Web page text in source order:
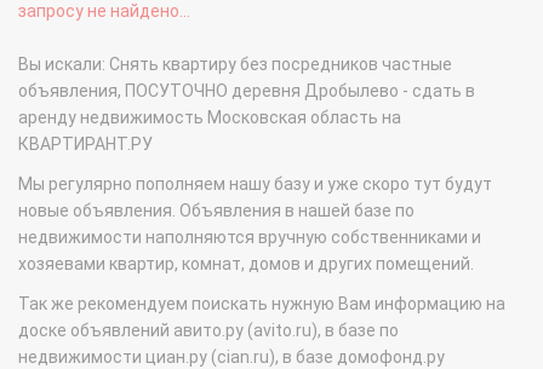
запросу не найдено...
Вы искали: Снять квартиру без посредников частные
объявления, ПОСУТОЧНО деревня Дробылево - сдать в
аренду недвижимость Московская область на
КВАРТИРАНТ.РУ
Мы регулярно пополняем нашу базу и уже скоро тут будут
новые объявления. Объявления в нашей базе по
недвижимости наполняются вручную собственниками и
хозяевами квартир, комнат, домов и других помещений.
Так же рекомендуем поискать нужную Вам информацию на
доске объявлений авито.ру (avito.ru), в базе по
недвижимости циан.ру (cian.ru), в базе домофонд.ру